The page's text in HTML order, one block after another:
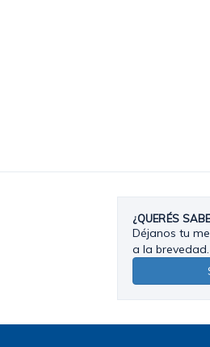
¿QUERÉS
Déjanos tu
a la brevedad.